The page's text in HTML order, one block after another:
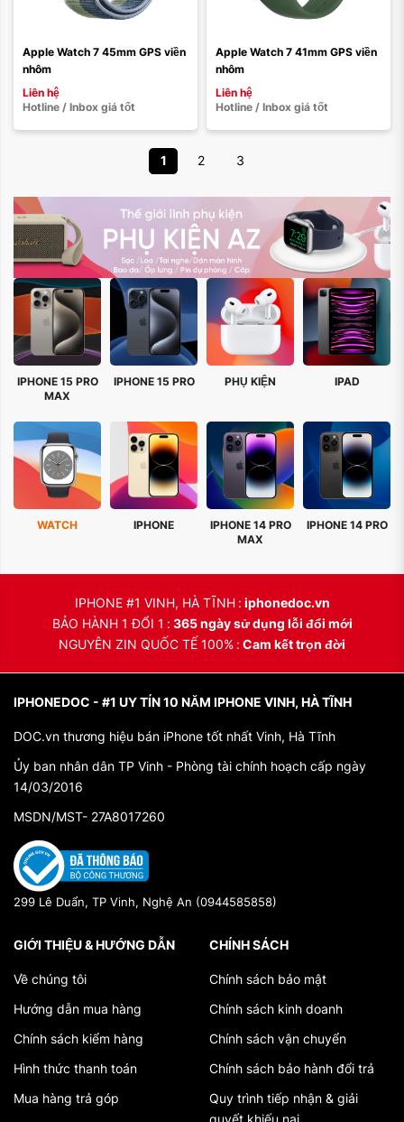
Apple Watch 7 45mm GPS viền
nhôm
Liên hệ
Hotline / Inbox giá tốt
Apple Watch 7 41mm GPS viền
nhôm
Liên hệ
Hotline / Inbox giá tốt
1 2 3
IPHONE 15 PRO
MAX
IPHONE 15 PRO PHỤ KIỆN IPAD
WATCH IPHONE
IPHONE 14 PRO
MAX
IPHONE 14 PRO
IPHONE #1 VINH, HÀ TĨNH
iphonedoc.vn
BẢO HÀNH 1 ĐỔI 1
365 ngày sử dụng lỗi đổi mới
NGUYÊN ZIN QUỐC TẾ 100% Cam kết trọn đời
IPHONEDOC - #1 UY TÍN 10 NĂM IPHONE VINH, HÀ TĨNH
DOC.vn thương hiệu bán iPhone tốt nhất Vinh, Hà Tĩnh
Ủy ban nhân dân TP Vinh - Phòng tài chính hoạch cấp ngày
14/03/2016
MSDN/MST- 27A8017260
299 Lê Duẩn, TP Vinh, Nghệ An (0944585858)
GIỚI THIỆU & HƯỚNG DẪN
Về chúng tôi
Hướng dẫn mua hàng
Chính sách kiểm hàng
Hình thức thanh toán
Mua hàng trả góp
CHÍNH SÁCH
Chính sách bảo mật
Chính sách kinh doanh
Chính sách vận chuyển
Chính sách bảo hành đổi trả
Quy trình tiếp nhận & giải
quyết khiếu nại